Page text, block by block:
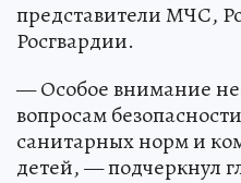
представители МЧС,
Росгвардии.
— Особое внимание
вопросам
санитарных норм и
детей, — подчеркнул